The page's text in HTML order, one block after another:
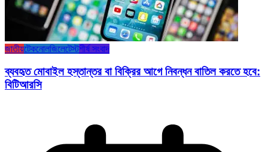
জাতীয়টেকনোলজিলেটেস্টশীর্ষ সংবাদ
ব্যবহৃত মোবাইল হস্তান্তর বা বিক্রির আগে নিবন্ধন বাতিল করতে হবে:
বিটিআরসি